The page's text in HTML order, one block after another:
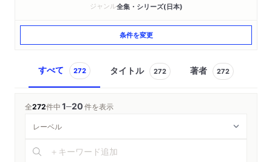
ジャンル全集・シリーズ(日本)
条件を変更
すべて 272 タイトル 272 著者 272
全272件中1─20件を表示